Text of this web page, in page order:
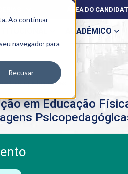
Ao continuar
navegador para
Recusar
ACADÊMICO
MPHU
Unitecne
ÁREA DO
Psicopedagógicas
em Educação